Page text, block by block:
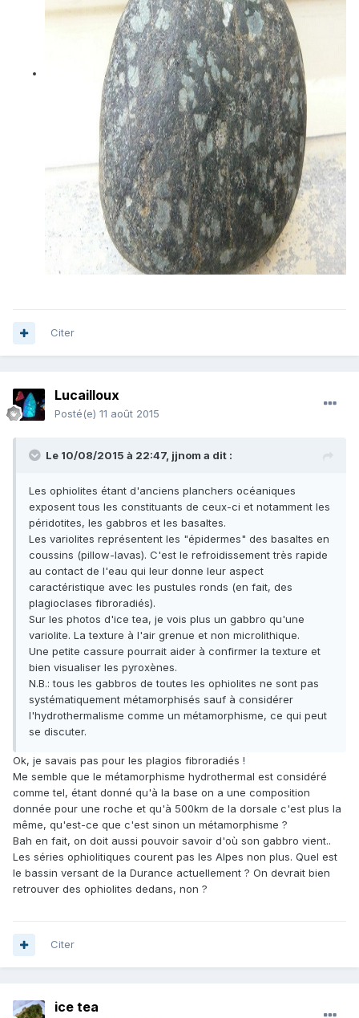
Citer
Lucailloux
Posté(e) 11 août 2015
Le 10/08/2015 à 22:47, jjnom a dit :
Les ophiolites étant d'anciens planchers océaniques
exposent tous les constituants de ceux-ci et notamment les
péridotites, les gabbros et les basaltes.
Les variolites représentent les "épidermes" des basaltes en
coussins (pillow-lavas). C'est le refroidissement très rapide
au contact de l'eau qui leur donne leur aspect
caractéristique avec les pustules ronds (en fait, des
plagioclases fibroradiés).
Sur les photos d'ice tea, je vois plus un gabbro qu'une
variolite. La texture à l'air grenue et non microlithique.
Une petite cassure pourrait aider à confirmer la texture et
bien visualiser les pyroxènes.
N.B.: tous les gabbros de toutes les ophiolites ne sont pas
systématiquement métamorphisés sauf à considérer
l'hydrothermalisme comme un métamorphisme, ce qui peut
se discuter.
Ok, je savais pas pour les plagios fibroradiés !
Me semble que le métamorphisme hydrothermal est considéré
comme tel, étant donné qu'à la base on a une composition
donnée pour une roche et qu'à 500km de la dorsale c'est plus la
même, qu'est-ce que c'est sinon un métamorphisme ?
Bah en fait, on doit aussi pouvoir savoir d'où son gabbro vient..
Les séries ophiolitiques courent pas les Alpes non plus. Quel est
le bassin versant de la Durance actuellement ? On devrait bien
retrouver des ophiolites dedans, non ?
Citer
ice tea